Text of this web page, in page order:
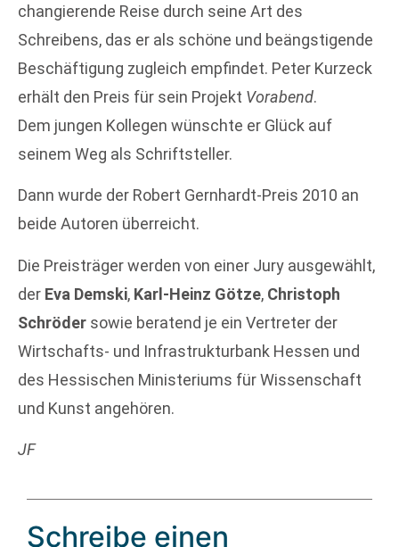
changierende Reise durch seine Art des
Schreibens, das er als schöne und beängstigende
Beschäftigung zugleich empfindet. Peter Kurzeck
erhält den Preis für sein Projekt Vorabend.
Dem jungen Kollegen wünschte er Glück auf
seinem Weg als Schriftsteller.
Dann wurde der Robert Gernhardt-Preis 2010 an
beide Autoren überreicht.
Die Preisträger werden von einer Jury ausgewählt,
der Eva Demski, Karl-Heinz Götze, Christoph
Schröder sowie beratend je ein Vertreter der
Wirtschafts- und Infrastrukturbank Hessen und
des Hessischen Ministeriums für Wissenschaft
und Kunst angehören.
JF
Schreibe einen